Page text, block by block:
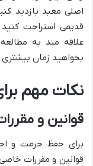
اصلی معبد بازدید
قدیمی استراحت
علاقه مند به
بخواهید زمان
نکات مهم
قوانین و
برای حفظ حرمت و
قوانین و مقررات